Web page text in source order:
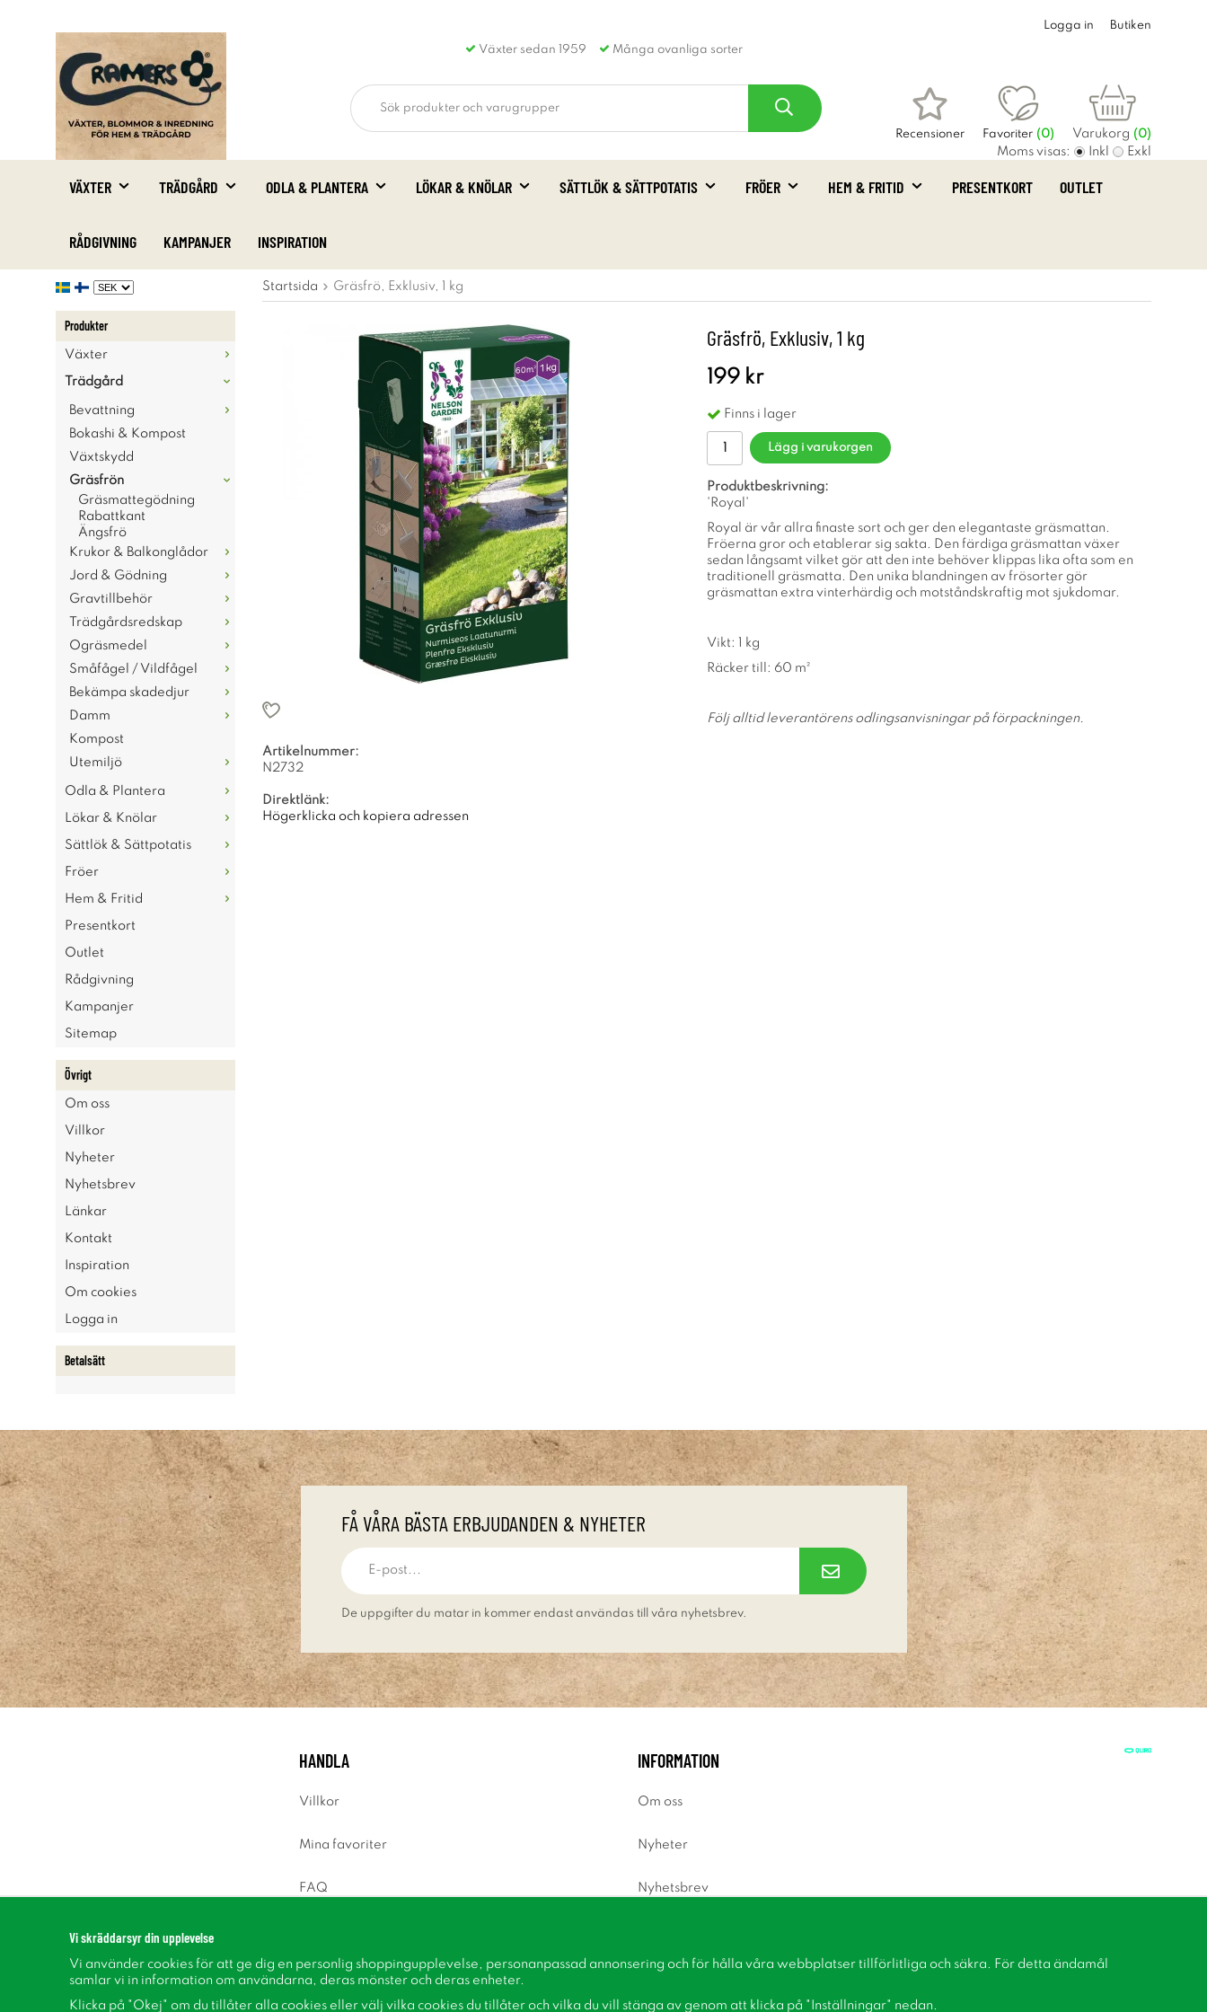
Växter sedan 1959 Många ovanliga sorter
Logga in Butiken
Recensioner Favoriter (0) Varukorg (0)
Moms visas: Inkl Exkl
VÄXTER TRÄDGÅRD ODLA & PLANTERA LÖKAR & KNÖLAR SÄTTLÖK & SÄTTPOTATIS FRÖER HEM & FRITID PRESENTKORT OUTLET
RÅDGIVNING KAMPANJER INSPIRATION
Produkter
Växter
Trädgård
Bevattning
Bokashi & Kompost
Växtskydd
Gräsfrön
Gräsmattegödning
Rabattkant
Ängsfrö
Krukor & Balkonglådor
Jord & Gödning
Gravtillbehör
Trädgårdsredskap
Ogräsmedel
Småfågel / Vildfågel
Bekämpa skadedjur
Damm
Kompost
Utemiljö
Odla & Plantera
Lökar & Knölar
Sättlök & Sättpotatis
Fröer
Hem & Fritid
Presentkort
Outlet
Rådgivning
Kampanjer
Sitemap
Övrigt
Om oss
Villkor
Nyheter
Nyhetsbrev
Länkar
Kontakt
Inspiration
Om cookies
Logga in
Betalsätt
Startsida Gräsfrö, Exklusiv, 1 kg
Gräsfrö, Exklusiv, 1 kg
199 kr
Finns i lager
Lägg i varukorgen
Produktbeskrivning:
'Royal'
Royal är vår allra finaste sort och ger den elegantaste gräsmattan.
Fröerna gror och etablerar sig sakta. Den färdiga gräsmattan växer
sedan långsamt vilket gör att den inte behöver klippas lika ofta som en
traditionell gräsmatta. Den unika blandningen av frösorter gör
gräsmattan extra vinterhärdig och motståndskraftig mot sjukdomar.
Vikt: 1 kg
Räcker till: 60 m²
Följ alltid leverantörens odlingsanvisningar på förpackningen.
Artikelnummer:
N2732
Direktlänk:
Högerklicka och kopiera adressen
FÅ VÅRA BÄSTA ERBJUDANDEN & NYHETER
De uppgifter du matar in kommer endast användas till våra nyhetsbrev.
HANDLA
Villkor
Mina favoriter
FAQ
INFORMATION
Om oss
Nyheter
Nyhetsbrev
Inspiration
Vi skräddarsyr din upplevelse
Vi använder cookies för att ge dig en personlig shoppingupplevelse, personanpassad annonsering och för hålla våra webbplatser tillförlitliga och säkra. För detta ändamål
samlar vi in information om användarna, deras mönster och deras enheter.
Klicka på "Okej" om du tillåter alla cookies eller välj vilka cookies du tillåter och vilka du vill stänga av genom att klicka på "Inställningar" nedan.